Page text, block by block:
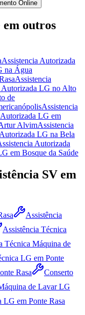
Online
em outros
Assistencia Autorizada
na Água
Assistencia
Autorizada LG no Alto
de
Assistencia
LG em
AlvimAssistencia
LG na Bela
Autorizada
em Bosque da Saúde
SV em
Assistência
Assistência Técnica
Técnica Máquina de
LG em Ponte
Rasa
Conserto
de Lavar LG
LG em Ponte Rasa